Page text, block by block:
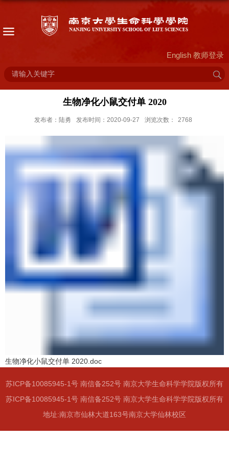
English 教师登录
生物净化小鼠交付单 2020
发布者：陆勇 发布时间：2020-09-27 浏览次数： 2768
生物净化小鼠交付单 2020.doc
苏ICP备10085945-1号 南信备252号 南京大学生命科学学院版权所有
苏ICP备10085945-1号 南信备252号 南京大学生命科学学院版权所有
地址:南京市仙林大道163号南京大学仙林校区